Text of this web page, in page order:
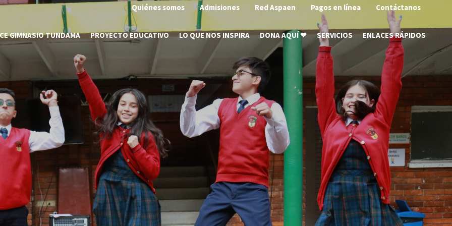
Quiénes somos Admisiones Red Aspaen Pagos en línea Contáctanos
GIMNASIO TUNDAMA PROYECTO EDUCATIVO LO QUE NOS INSPIRA DONA AQUÍ ❤ SERVICIOS ENLACES RÁPIDOS